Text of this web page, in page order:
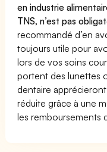
en industrie
TNS, n’est pas
recommandé d’en
toujours utile pour
lors de vos soins
portent des lunettes
dentaire
réduite grâce à une
les remboursements